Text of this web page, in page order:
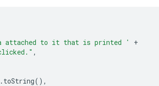
attached to it that is printed '
+
,
toString(),